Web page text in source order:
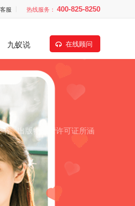
服 热线服务： 400-825-8250
在线顾问
九蚁说
。出版物经营许可证所涵